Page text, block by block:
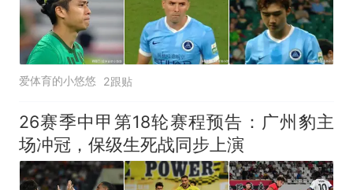
爱体育的小悠悠 2跟贴
26赛季中甲第18轮赛程预告：广州豹主
场冲冠，保级生死战同步上演